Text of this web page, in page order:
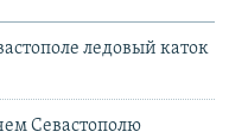
ледовый каток
Севастополю